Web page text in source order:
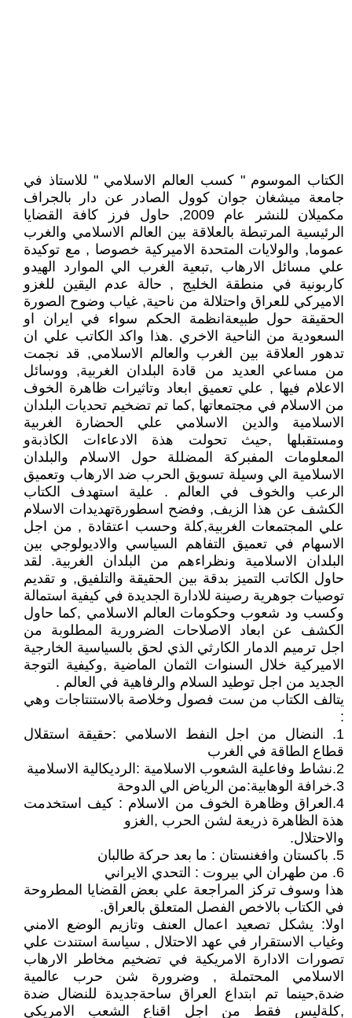
الكتاب الموسوم " كسب العالم الاسلامي " للاستاذ في
جامعة ميشغان جوان كوول الصادر عن دار بالجراف
مكميلان للنشر عام 2009, حاول فرز كافة القضايا
الرئيسية المرتبطة بالعلاقة بين العالم الاسلامي والغرب
عموما, والولايات المتحدة الاميركية خصوصا , مع توكيدة
علي مسائل الارهاب ,تبعية الغرب الي الموارد الهيدو
كاربونية في منطقة الخليج , حالة عدم اليقين للغزو
الاميركي للعراق واحتلالة من ناحية, غياب وضوح الصورة
الحقيقة حول طبيعةانظمة الحكم سواء في ايران او
السعودية من الناحية الاخري .هذا واكد الكاتب علي ان
تدهور العلاقة بين الغرب والعالم الاسلامي, قد نجمت
من مساعي العديد من قادة البلدان الغربية, ووسائل
الاعلام فيها , علي تعميق ابعاد وتاثيرات ظاهرة الخوف
من الاسلام في مجتمعاتها ,كما تم تضخيم تحديات البلدان
الاسلامية والدين الاسلامي علي الحضارة الغربية
ومستقبلها ,حيث تحولت هذة الادعاءات الكاذبةو
المعلومات المفبركة المضللة حول الاسلام والبلدان
الاسلامية الي وسيلة تسويق الحرب ضد الارهاب وتعميق
الرعب والخوف في العالم . علية استهدف الكتاب
الكشف عن هذا الزيف, وفضح اسطورةتهديدات الاسلام
علي المجتمعات الغربية,كلة وحسب اعتقادة , من اجل
الاسهام في تعميق التفاهم السياسي والاديولوجي بين
البلدان الاسلامية ونظراءهم من البلدان الغربية. لقد
حاول الكاتب التميز بدقة بين الحقيقة والتلفيق, و تقديم
توصيات جوهرية رصينة للادارة الجديدة في كيفية استمالة
وكسب ود شعوب وحكومات العالم الاسلامي ,كما حاول
الكشف عن ابعاد الاصلاحات الضرورية المطلوبة من
اجل ترميم الدمار الكارثي الذي لحق بالسياسية الخارجية
الاميركية خلال السنوات الثمان الماضية ,وكيفية التوجة
الجديد من اجل توطيد السلام والرفاهية في العالم .
يتالف الكتاب من ست فصول وخلاصة بالاستنتاجات وهي
:
1. النضال من اجل النفط الاسلامي :حقيقة استقلال
قطاع الطاقة في الغرب
2.نشاط وفاعلية الشعوب الاسلامية :الرديكالية الاسلامية
3.خرافة الوهابية:من الرياض الي الدوحة
4.العراق وظاهرة الخوف من الاسلام : كيف استخدمت
هذة الظاهرة ذريعة لشن الحرب ,الغزو
والاحتلال.
5. باكستان وافغنستان : ما بعد حركة طالبان
6. من طهران الي بيروت : التحدي الايراني
هذا وسوف تركز المراجعة علي بعض القضايا المطروحة
في الكتاب بالاخص الفصل المتعلق بالعراق.
اولا: يشكل تصعيد اعمال العنف وتازيم الوضع الامني
وغياب الاستقرار في عهد الاحتلال , سياسة استندت علي
تصورات الادارة الامريكية في تضخيم مخاطر الارهاب
الاسلامي المحتملة , وضرورة شن حرب عالمية
ضدة,حينما تم ابتداع العراق ساحةجديدة للنضال ضدة
,كلةليس فقط من اجل اقناع الشعب الامريكي